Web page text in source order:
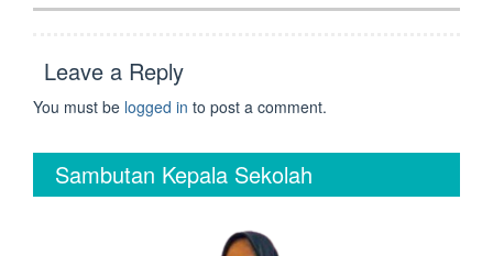
Leave a Reply
You must be logged in to post a comment.
Sambutan Kepala Sekolah